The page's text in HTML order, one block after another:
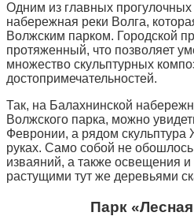
Одним из главных прогулочных
набережная реки Волга,
Волжским парком. Городской
протяженный, что позволяет
множество скульптурных
достопримечательностей.
Так, на Балахнинской
Волжского парка, можно
Февронии, а рядом
руках. Само собой не обошлось
изваяний, а также освещения
растущими тут же деревьями
Парк